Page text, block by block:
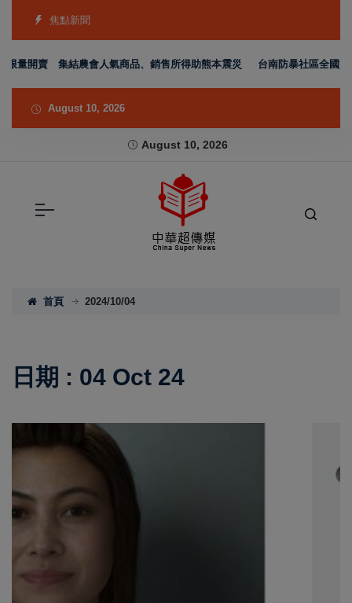
焦點新聞
賣 集結農會人氣商品、銷售所得助熊本震災 台南防暴社區全國競賽傳
August 10, 2026
August 10, 2026
首頁 2024/10/04
日期 : 04 Oct 24